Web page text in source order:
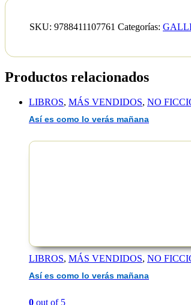
SKU: 9788411107761 Categorías:
Productos relacionados
LIBROS, MÁS VENDIDOS, NO
Así es como lo verás mañana
LIBROS, MÁS VENDIDOS, NO
Así es como lo verás mañana
0 out of 5